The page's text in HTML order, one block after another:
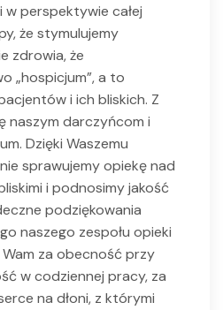
w perspektywie całej
że stymulujemy
zdrowia, że
„hospicjum”, a to
i ich bliskich. Z
naszym darczyńcom i
Dzięki Waszemu
sprawujemy opiekę nad
i podnosimy jakość
podziękowania
naszego zespołu opieki
za obecność przy
w codziennej pracy, za
na dłoni, z którymi